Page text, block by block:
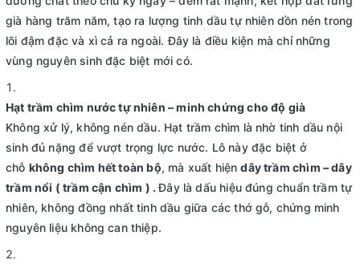
già hàng trăm năm, tạo ra lượng tinh dầu tự nhiên dồn nén trong
lõi đậm đặc và xì cả ra ngoài. Đây là điều kiện mà chỉ những
vùng nguyên sinh đặc biệt mới có.
Hạt trầm chìm nước tự nhiên – minh chứng cho độ già
Không xử lý, không nén dầu. Hạt trầm chìm là nhờ tinh dầu nội
sinh đủ nặng để vượt trọng lực nước. Lô này đặc biệt ở
chỗ không chìm hết toàn bộ, mà xuất hiệndây trầm chìm – dây
trầm nổi ( trầm cận chìm ) .Đây là dấu hiệu đúng chuẩn trầm tự
nhiên, không đồng nhất tinh dầu giữa các thớ gỗ, chứng minh
nguyên liệu không can thiệp.